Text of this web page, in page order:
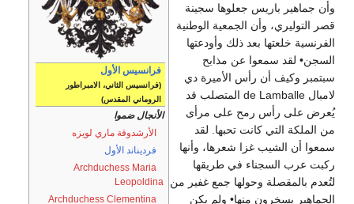
فرانسيس الأول
(فرانسيس الثاني، الامبراطور
الروماني المقدس)
الأنجال ضموا
الأرشدوقة ماري لويزه
فرديناند الأول
Archduchess Maria
Leopoldina
Archduchess Clementina
وأن جماهير باريس جعلوها سجينة
قصر التوليري، وأن الجمعية الوطنية
الفرنسية خلعتها بعد ذلك وأودعتها
السجن• لقد سمعوا عن مذابح
سبتمبر وكيف أن رأس الأميرة دي
لامبال de Lamballe المتصلب قد
يُعرض على رأس رمح على مرأى
من الملكة التي كانت تحبها. لقد
سمعوا أن الشيب غزا شعرها، وأنها
ركبت عرب السجناء في طريقها
لتُعدم بالمقصلة وحولها جمع غفير من
الجماهير يسخرون منها• ولم يكن